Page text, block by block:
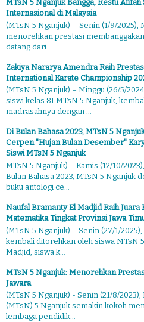
MTsN 5 Nganjuk Bangga, Restu Afifah
Internasional di Malaysia
(MTsN 5 Nganjuk) - Senin (1/9/2025),
menorehkan prestasi
datang dari ...
Zakiya Nararya Amendra Raih
International Karate Championship
(MTsN 5 Nganjuk) – Minggu (26/5/
siswi kelas 8I MTsN 5 Nganjuk,
madrasahnya dengan ...
Di Bulan Bahasa 2023, MTsN 5
Cerpen "Hujan Bulan Desember"
Siswi MTsN 5 Nganjuk
MTsN 5 Nganjuk) – Kamis (12/10/
Bulan Bahasa 2023, MTsN 5 Nganjuk
buku antologi ce...
Naufal Bramanty El Madjid Raih
Matematika Tingkat Provinsi Jawa
(MTsN 5 Nganjuk) – Senin (27/1/
kembali ditorehkan oleh siswa MTsN
Madjid, siswa k...
MTsN 5 Nganjuk: Menorehkan
Jawara
(MTsN 5 Nganjuk) - Senin (21/8/
(MTsN) 5 Nganjuk semakin kokoh
lembaga pendidik...